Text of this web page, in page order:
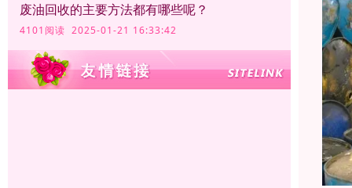
废油回收的主要方法都有哪些呢？
4101阅读 2025-01-21 16:33:42